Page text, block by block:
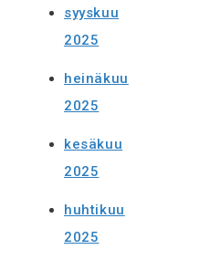
syyskuu
2025
heinäkuu
2025
kesäkuu
2025
huhtikuu
2025